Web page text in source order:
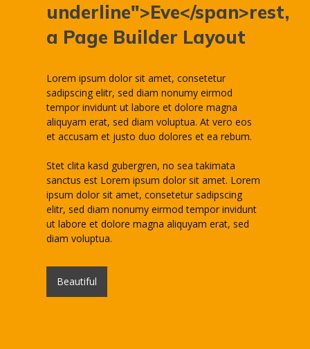
underline">Eve</span>rest,
a Page Builder Layout
Lorem ipsum dolor sit amet, consetetur
sadipscing elitr, sed diam nonumy eirmod
tempor invidunt ut labore et dolore magna
aliquyam erat, sed diam voluptua. At vero eos
et accusam et justo duo dolores et ea rebum.
Stet clita kasd gubergren, no sea takimata
sanctus est Lorem ipsum dolor sit amet. Lorem
ipsum dolor sit amet, consetetur sadipscing
elitr, sed diam nonumy eirmod tempor invidunt
ut labore et dolore magna aliquyam erat, sed
diam voluptua.
Beautiful